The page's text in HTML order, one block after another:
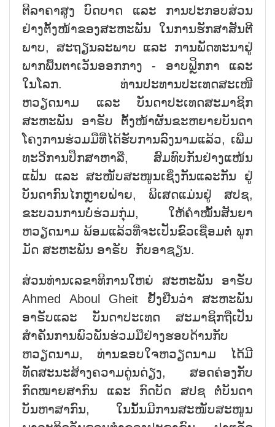
ຕີລາຄາສູງ ບົດບາດ ແລະ ການປະກອບສ່ວນ
ຢ່າງຕັ້ງໜ້າຂອງສະຫະພັນ ໃນການຮັກສາສັນຕີ
ພາບ, ສະຖຽນລະພາບ ແລະ ການພັດທະນາຢູ່
ພາກພື້ນຕາເວັນອອກກາງ - ອາບຟຼິກກາ ແລະ
ໃນໂລກ. ທ່ານປະທານປະເທດສະເໜີ
ຫວຽດນາມ ແລະ ບັນດາປະເທດສະມາຊິກ
ສະຫະພັນ ອາຣັບ ຕັ້ງໜ້າຜັນຂະຫຍາຍບັນດາ
ໂຄງການຮ່ວມມືທີ່ໄດ້ຮັບການລົງນາມແລ້ວ, ເພີ່ມ
ທະວີການປຶກສາຫາລື, ສົມທົບກັນຢ່າງແໜ້ນ
ແຟ້ນ ແລະ ສະໜັບສະໜູນເຊິ່ງກັນແລະກັນ ຢູ່
ບັນດາກົນໄກຫຼາຍຝ່າຍ, ພິເສດແມ່ນຢູ່ ສປຊ,
ຂະບວນການບໍ່ຮ່ວມກຸ່ມ, ໃຫ້ຄຳໝັ້ນສັນຍາ
ຫວຽດນາມ ພ້ອມແລ້ວທີ່ຈະເປັນຂົວເຊື່ອມຕໍ່ ພູກ
ມັດ ສະຫະພັນ ອາຣັບ ກັບອາຊຽນ.
ສ່ວນທ່ານເລຂາທິການໃຫຍ່ ສະຫະພັນ ອາຣັບ
Ahmed Aboul Gheit ຢັ້ງຢືນວ່າ ສະຫະພັນ
ອາຣັບແລະ ບັນດາປະເທດ ສະມາຊິກຖືເປັນ
ສຳຄັນການພົວພັນຮ່ວມມືຢ່າງຮອບດ້ານກັບ
ຫວຽດນາມ, ທ່ານຂອບໃຈຫວຽດນາມ ໄດ້ມີ
ທັດສະນະສ້າງຄວາມດູ່ນດ່ຽງ, ສອດຄ່ອງກັບ
ກົດໝາຍສາກົນ ແລະ ກົດບັດ ສປຊ ຕໍ່ບັນດາ
ບັນຫາສາກົນ, ໃນນັ້ນມີການສະໜັບສະໜູນ